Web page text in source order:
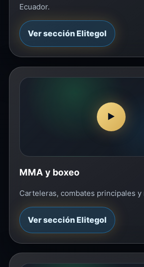
Ecuador.
Ver sección Elitegol
▶
MMA y boxeo
Carteleras, combates principales
Ver sección Elitegol